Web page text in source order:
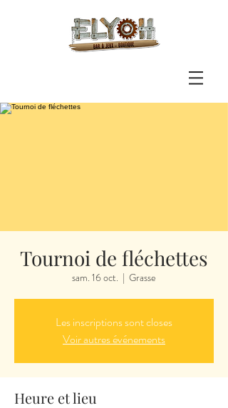
Tournoi de fléchettes
sam. 16 oct.
  |
Grasse
Les inscriptions sont closes
Voir autres événements
Heure et lieu